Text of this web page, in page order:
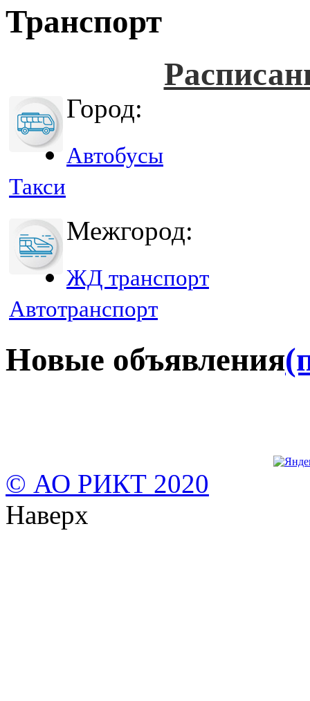
Транспорт
Город:
Автобусы
Такси
Межгород:
ЖД транспорт
Автотранспорт
Новые объявления
© АО РИКТ 2020
Наверх